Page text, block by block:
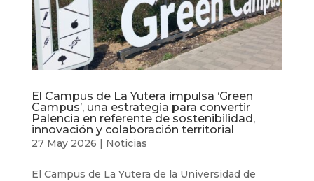
El Campus de La Yutera impulsa ‘Green
Campus’, una estrategia para convertir
Palencia en referente de sostenibilidad,
innovación y colaboración territorial
27 May 2026 | Noticias
El Campus de La Yutera de la Universidad de